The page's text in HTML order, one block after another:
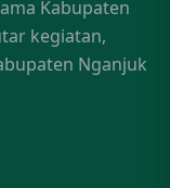
Kabupaten
kegiatan,
Nganjuk